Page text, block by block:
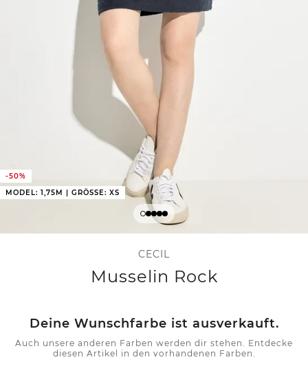
-50%
MODEL: 1,75M | GRÖSSE: XS
CECIL
Musselin Rock
Deine Wunschfarbe ist ausverkauft.
Auch unsere anderen Farben werden dir stehen. Entdecke
diesen Artikel in den vorhandenen Farben.